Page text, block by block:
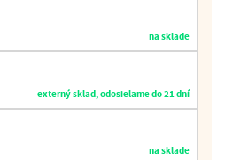
na sklade
externý sklad, odosielame do 21 dní
na sklade